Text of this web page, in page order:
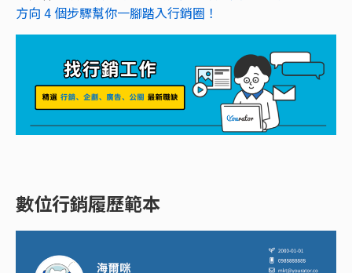
方向 4 個步驟幫你一腳踏入行銷圈！
數位行銷履歷範本